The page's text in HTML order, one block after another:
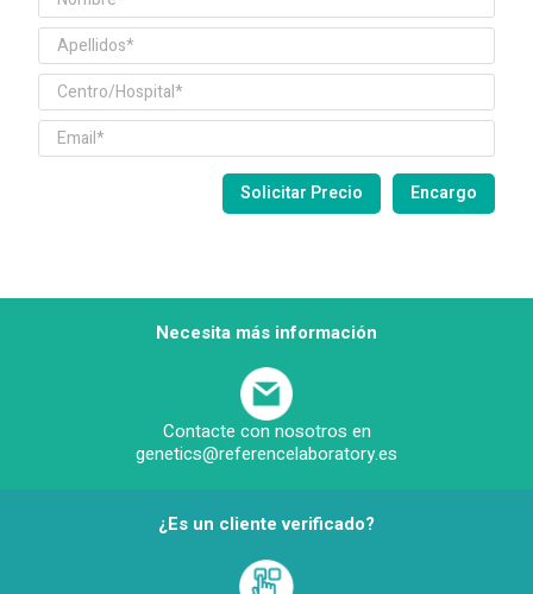
Necesita más información
Contacte con nosotros en
genetics@referencelaboratory.es
¿Es un cliente verificado?